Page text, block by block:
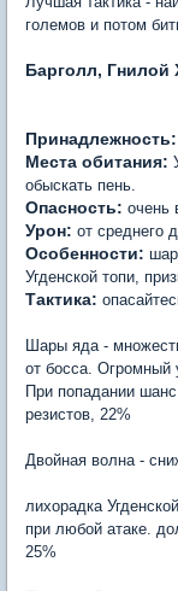
големов и потом
Барголл, Гнилой
Принадлежность:
Места обитания:
обыскать пень.
Опасность: очень
Урон: от среднего
Особенности:
Угденской топи,
Тактика:
Шары яда -
от босса. Огромный
При попадании
резистов, 22%
Двойная волна -
лихорадка
при любой атаке.
25%